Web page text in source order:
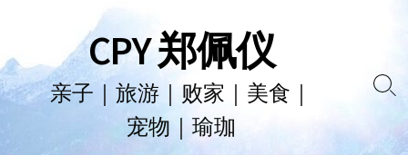
to
content
CPY 郑佩仪
亲子｜旅游｜败家｜美食｜
宠物｜瑜珈